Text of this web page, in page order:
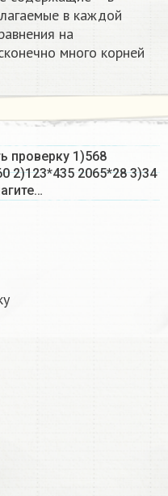
в каждой
на
много корней​
проверку 1)568
2)123*435 2065*28 3)34